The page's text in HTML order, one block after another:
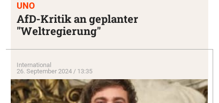
UNO
AfD-Kritik an geplanter
"Weltregierung"
International
26. September 2024 / 13:35